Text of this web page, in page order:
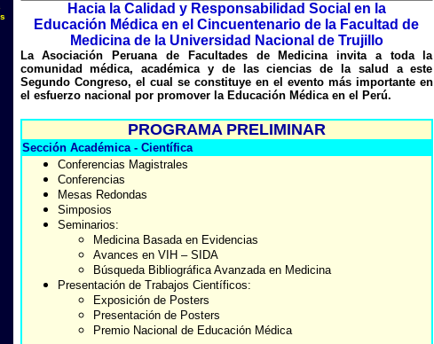
Hacia la Calidad y Responsabilidad Social en la
Educación Médica en el Cincuentenario de la Facultad de
Medicina de la Universidad Nacional de Trujillo
La Asociación Peruana de Facultades de Medicina invita a toda la
comunidad médica, académica y de las ciencias de la salud a este
Segundo Congreso, el cual se constituye en el evento más importante en
el esfuerzo nacional por promover la Educación Médica en el Perú.
PROGRAMA PRELIMINAR
Sección Académica - Científica
Conferencias Magistrales
Conferencias
Mesas Redondas
Simposios
Seminarios:
Medicina Basada en Evidencias
Avances en VIH – SIDA
Búsqueda Bibliográfica Avanzada en Medicina
Presentación de Trabajos Científicos:
Exposición de Posters
Presentación de Posters
Premio Nacional de Educación Médica